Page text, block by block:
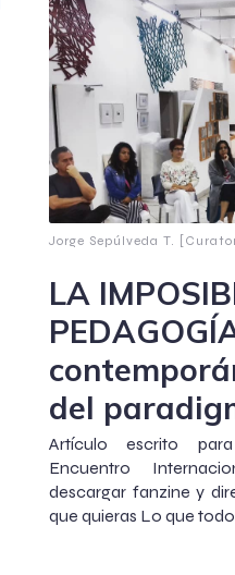
Jorge Sepúlveda T.
LA
del
Artículo escrito
Encuentro
descargar fanzine y
que quieras Lo que